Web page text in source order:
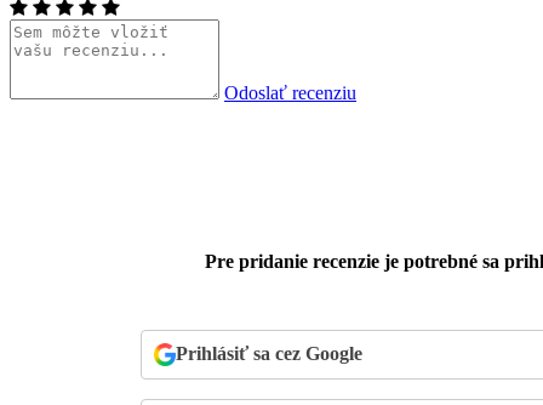
Odoslať recenziu
Pre pridanie recenzie je potrebné sa
Prihlásiť sa cez Google